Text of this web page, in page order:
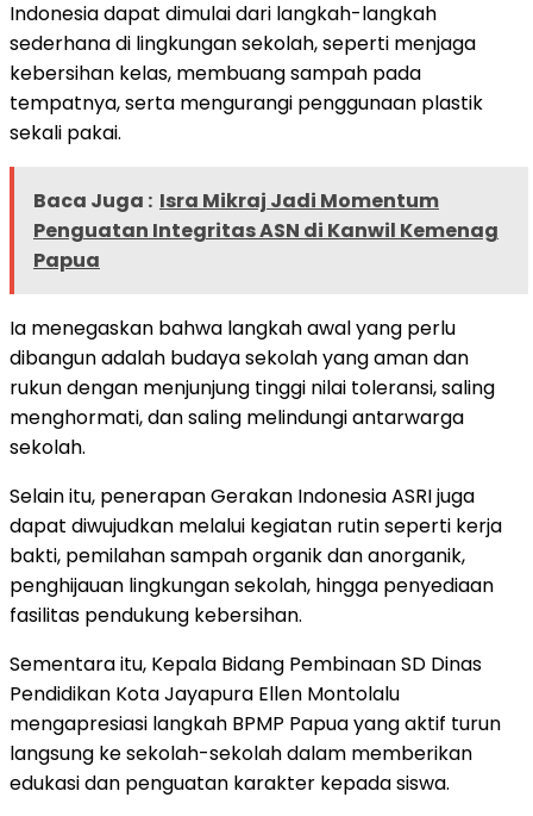
Indonesia dapat dimulai dari langkah-langkah
sederhana di lingkungan sekolah, seperti menjaga
kebersihan kelas, membuang sampah pada
tempatnya, serta mengurangi penggunaan plastik
sekali pakai.
Baca Juga : Isra Mikraj Jadi Momentum
Penguatan Integritas ASN di Kanwil Kemenag
Papua
Ia menegaskan bahwa langkah awal yang perlu
dibangun adalah budaya sekolah yang aman dan
rukun dengan menjunjung tinggi nilai toleransi, saling
menghormati, dan saling melindungi antarwarga
sekolah.
Selain itu, penerapan Gerakan Indonesia ASRI juga
dapat diwujudkan melalui kegiatan rutin seperti kerja
bakti, pemilahan sampah organik dan anorganik,
penghijauan lingkungan sekolah, hingga penyediaan
fasilitas pendukung kebersihan.
Sementara itu, Kepala Bidang Pembinaan SD Dinas
Pendidikan Kota Jayapura Ellen Montolalu
mengapresiasi langkah BPMP Papua yang aktif turun
langsung ke sekolah-sekolah dalam memberikan
edukasi dan penguatan karakter kepada siswa.